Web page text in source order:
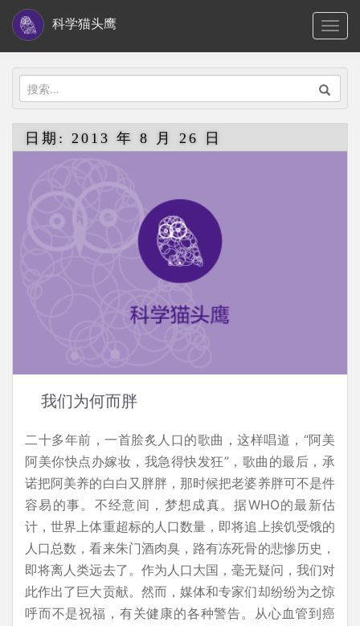
i
科学猫头鹰
搜
索：
日期: 2013 年 8 月 26 日
我们为何而胖
二十多年前，一首脍炙人口的歌曲，这样唱道，“阿美
阿美你快点办嫁妆，我急得快发狂”，歌曲的最后，承
诺把阿美养的白白又胖胖，那时候把老婆养胖可不是件
容易的事。不经意间，梦想成真。据WHO的最新估
计，世界上体重超标的人口数量，即将追上挨饥受饿的
人口总数，看来朱门酒肉臭，路有冻死骨的悲惨历史，
即将离人类远去了。作为人口大国，毫无疑问，我们对
此作出了巨大贡献。然而，媒体和专家们却纷纷为之惊
呼而不是祝福，有关健康的各种警告。从心血管到癌